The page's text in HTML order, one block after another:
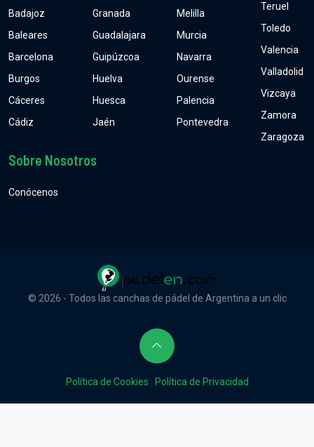
Badajoz
Baleares
Barcelona
Burgos
Cáceres
Cádiz
Granada
Guadalajara
Guipúzcoa
Huelva
Huesca
Jaén
Melilla
Murcia
Navarra
Ourense
Palencia
Pontevedra
Teruel
Toledo
Valencia
Valladolid
Vizcaya
Zamora
Zaragoza
Sobre Nosotros
Conócenos
© 2026 - Todos las canchas de pádel de Argentina a un clic
Política de Cookies Política de Privacidad